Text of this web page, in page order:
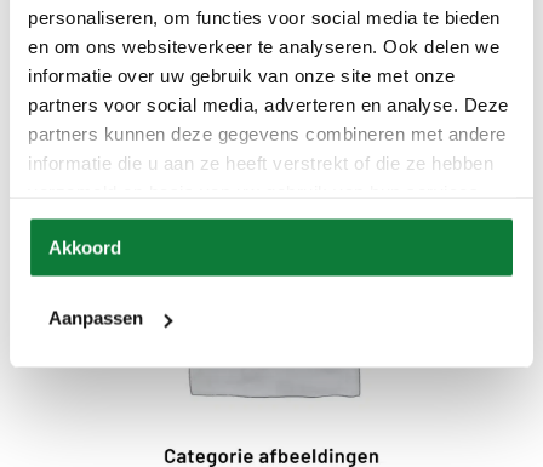
personaliseren, om functies voor social media te bieden
en om ons websiteverkeer te analyseren. Ook delen we
informatie over uw gebruik van onze site met onze
partners voor social media, adverteren en analyse. Deze
partners kunnen deze gegevens combineren met andere
informatie die u aan ze heeft verstrekt of die ze hebben
Akkoord
Aanpassen
Productnaam